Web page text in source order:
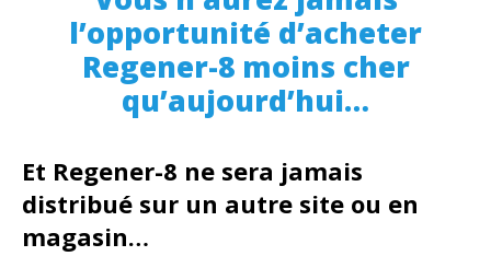
l’opportunité d’acheter
Regener-8 moins cher
qu’aujourd’hui…
Et Regener-8 ne sera jamais
distribué sur un autre site ou en
magasin…